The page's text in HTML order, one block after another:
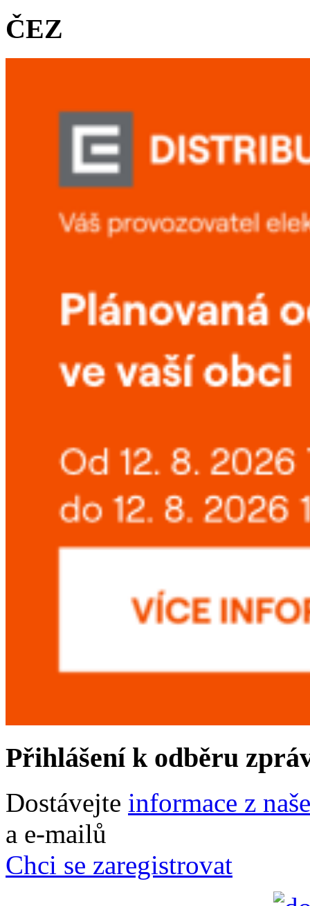
ČEZ
Přihlášení k odběru
Dostávejte informace z
a e-mailů
Chci se zaregistrovat